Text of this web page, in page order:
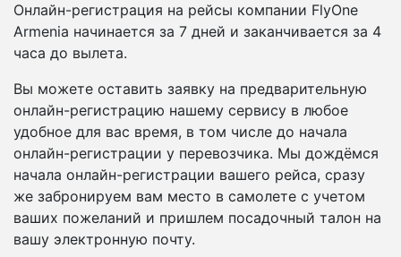
Онлайн-регистрация на рейсы компании FlyOne
Armenia начинается за 7 дней и заканчивается за 4
часа до вылета.
Вы можете оставить заявку на предварительную
онлайн-регистрацию нашему сервису в любое
удобное для вас время, в том числе до начала
онлайн-регистрации у перевозчика. Мы дождёмся
начала онлайн-регистрации вашего рейса, сразу
же забронируем вам место в самолете с учетом
ваших пожеланий и пришлем посадочный талон на
вашу электронную почту.